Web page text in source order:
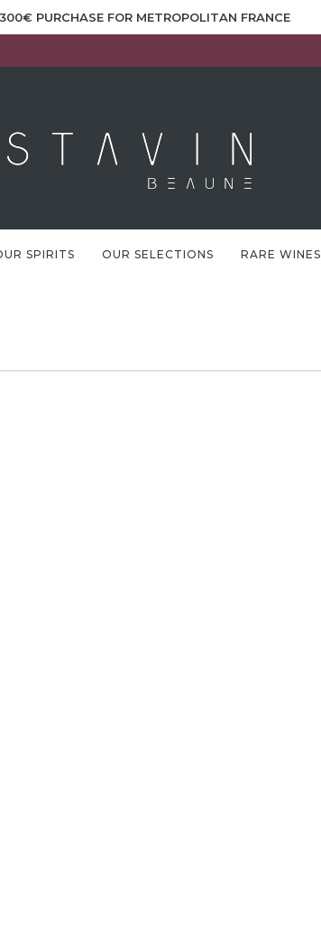
PURCHASE FOR METROPOLITAN FRANCE
SPIRITS OUR SELECTIONS RARE WINES